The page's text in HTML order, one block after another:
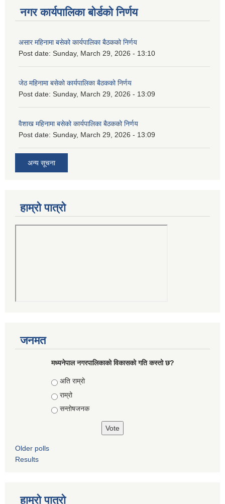
नगर कार्यपालिका बोर्डको निर्णय
असार महिनामा बसेको कार्यपालिका बैठकको निर्णय
Post date: Sunday, March 29, 2026 - 13:10
जेठ महिनामा बसेको कार्यपालिका बैठकको निर्णय
Post date: Sunday, March 29, 2026 - 13:09
वैशाख महिनामा बसेको कार्यपालिका बैठकको निर्णय
Post date: Sunday, March 29, 2026 - 13:09
अन्य सूचना
हाम्रो पात्रो
जनमत
मध्यनेपाल नगरपालिकाको विकासको गति कस्तो छ?
Choices
अति राम्रो
राम्रो
सन्तोषजनक
Older polls
Results
हाम्रो पात्रो